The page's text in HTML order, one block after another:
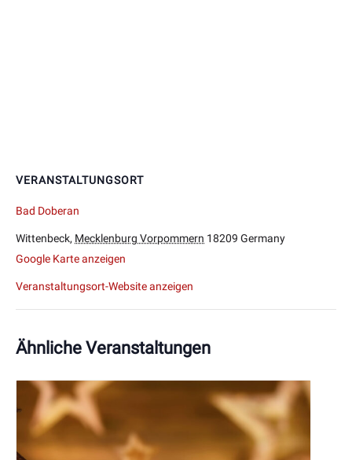
VERANSTALTUNGSORT
Bad Doberan
Wittenbeck, Mecklenburg Vorpommern 18209 Germany
Google Karte anzeigen
Veranstaltungsort-Website anzeigen
Ähnliche Veranstaltungen